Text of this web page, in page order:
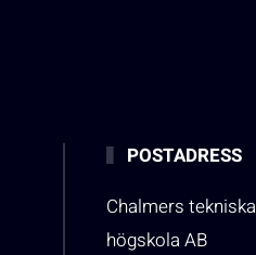
POSTADRESS
Chalmers tekniska
högskola AB